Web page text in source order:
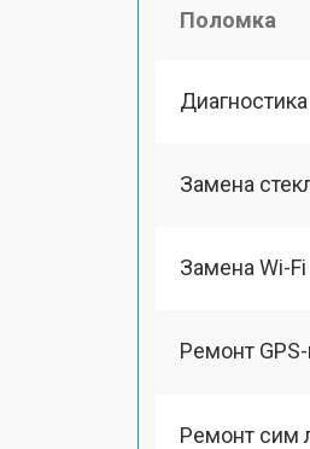
Поломка
Диагностика
Замена
Замена Wi-Fi
Ремонт
Ремонт сим